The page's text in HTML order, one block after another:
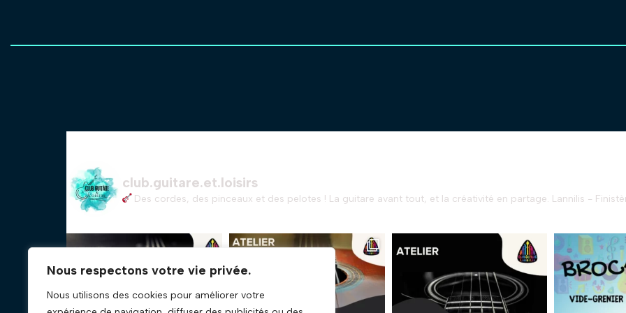
Nous respectons votre vie privée.
Nous utilisons des cookies pour améliorer votre
club.guitare.et.loisirs
Des cordes, des pinceaux et des pelotes ! La guitare avant tout, et la créativité en partage. Lannilis -